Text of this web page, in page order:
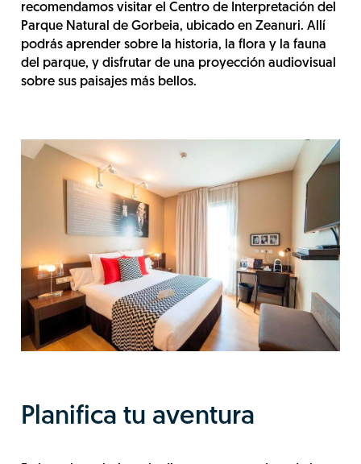
recomendamos visitar el Centro de Interpretación del
Parque Natural de Gorbeia, ubicado en Zeanuri. Allí
podrás aprender sobre la historia, la flora y la fauna
del parque, y disfrutar de una proyección audiovisual
sobre sus paisajes más bellos.
Planifica tu aventura